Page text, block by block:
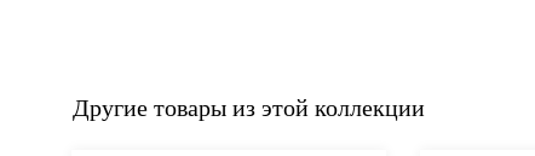
Другие товары из этой коллекции